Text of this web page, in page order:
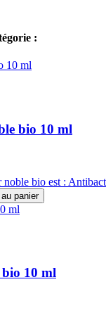
:
bio 10 ml
noble bio est :
panier
bio 10 ml